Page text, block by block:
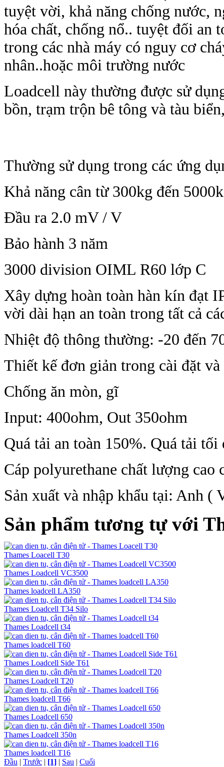
tuyệt vời, khả năng chống nước,
hóa chất, chống nổ.. tuyệt đối an
trong các nhà máy có nguy cơ
nhân..hoặc môi trường nước
Loadcell này thường được sử
bồn, trạm trộn bê tông và tàu
Thường sử dụng trong các ứng
Khả năng cân từ 300kg đến
Đầu ra 2.0 mV / V
Bảo hành 3 năm
3000 division OIML R60 lớp C
Xây dựng hoàn toàn hàn kín đạt
vời dài hạn an toàn trong tất cả
Nhiệt độ thông thường: -20 đến
Thiết kế đơn giản trong cài đặt
Chống ăn mòn, gĩ
Input: 400ohm, Out 350ohm
Quá tải an toàn 150%. Quá tải tối
Cáp polyurethane chất lượng cao
Sản xuất và nhập khẩu tại: Anh (
Sản phẩm tương tự với
Thames Loacell T30
Thames Loadcell VC3500
Thames loadcell LA350
Thames Loadcell T34 Silo
Thames Loadcell t34
Thames loadcell T60
Thames Loadcell Side T61
Thames Loadcell T20
Thames loadcell T66
Thames Loadcell 650
Thames Loadcell 350n
Thames loadcell T16
Đầu | Trước | [1] | Sau | Cuối